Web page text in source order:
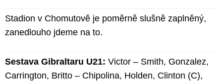
Stadion v Chomutově je poměrně slušně zaplněný,
zanedlouho jdeme na to.
Sestava Gibraltaru U21: Victor – Smith, Gonzalez,
Carrington, Britto – Chipolina, Holden, Clinton (C),